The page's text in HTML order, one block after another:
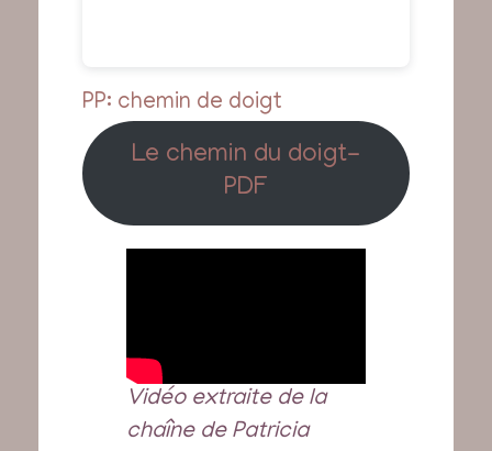
PP: chemin de doigt
Le chemin du doigt-
PDF
Vidéo extraite de la
chaîne de Patricia